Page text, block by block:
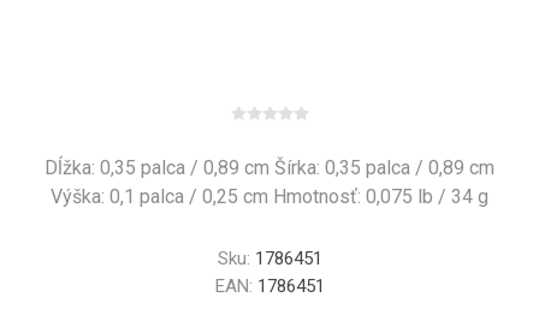
Dĺžka: 0,35 palca / 0,89 cm Šírka: 0,35 palca / 0,89 cm
Výška: 0,1 palca / 0,25 cm Hmotnosť: 0,075 lb / 34 g
Sku: 1786451
EAN: 1786451